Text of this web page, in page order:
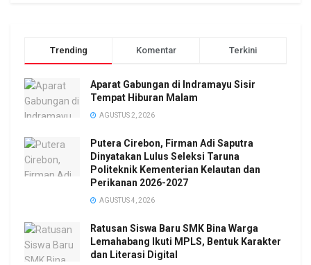
Trending Komentar Terkini
Aparat Gabungan di Indramayu Sisir
Tempat Hiburan Malam
AGUSTUS 2, 2026
Putera Cirebon, Firman Adi Saputra
Dinyatakan Lulus Seleksi Taruna
Politeknik Kementerian Kelautan dan
Perikanan 2026-2027
AGUSTUS 4, 2026
Ratusan Siswa Baru SMK Bina Warga
Lemahabang Ikuti MPLS, Bentuk Karakter
dan Literasi Digital